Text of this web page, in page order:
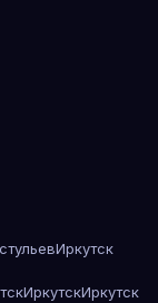
Иркутск
ИркутскИркутск